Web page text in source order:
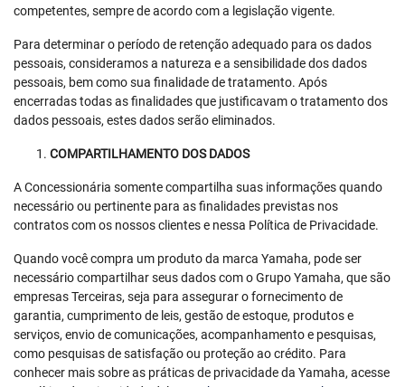
competentes, sempre de acordo com a legislação vigente.
Para determinar o período de retenção adequado para os dados
pessoais, consideramos a natureza e a sensibilidade dos dados
pessoais, bem como sua finalidade de tratamento. Após
encerradas todas as finalidades que justificavam o tratamento dos
dados pessoais, estes dados serão eliminados.
COMPARTILHAMENTO DOS DADOS
A Concessionária somente compartilha suas informações quando
necessário ou pertinente para as finalidades previstas nos
contratos com os nossos clientes e nessa Política de Privacidade.
Quando você compra um produto da marca Yamaha, pode ser
necessário compartilhar seus dados com o Grupo Yamaha, que são
empresas Terceiras, seja para assegurar o fornecimento de
garantia, cumprimento de leis, gestão de estoque, produtos e
serviços, envio de comunicações, acompanhamento e pesquisas,
como pesquisas de satisfação ou proteção ao crédito. Para
conhecer mais sobre as práticas de privacidade da Yamaha, acesse